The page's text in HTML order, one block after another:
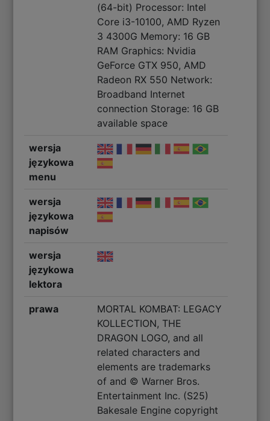
(64-bit) Processor: Intel
Core i3-10100, AMD Ryzen
3 4300G Memory: 16 GB
RAM Graphics: Nvidia
GeForce GTX 950, AMD
Radeon RX 550 Network:
Broadband Internet
connection Storage: 16 GB
available space
wersja
językowa
menu
wersja
językowa
napisów
wersja
językowa
lektora
prawa
MORTAL KOMBAT: LEGACY
KOLLECTION, THE
DRAGON LOGO, and all
related characters and
elements are trademarks
of and © Warner Bros.
Entertainment Inc. (S25)
Bakesale Engine copyright